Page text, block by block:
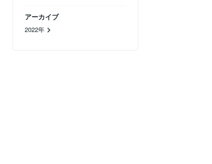
アーカイブ
2022年